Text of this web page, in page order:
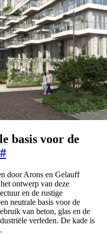
basis voor de
#
door Arons en Gelauff
ontwerp van deze
en de rustige
neutrale basis voor de
van beton, glas en de
verleden. De kade is